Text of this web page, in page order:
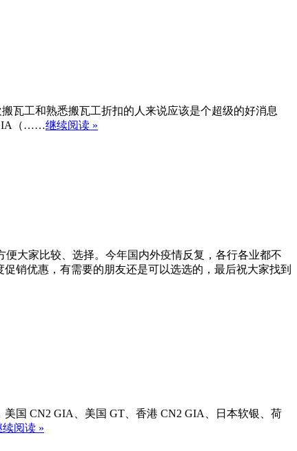
瓦工和熟悉搬瓦工折扣的人来说应该是个超级的好消息
（……继续阅读 »
便大家比较、选择。今年国内外疫情反复，各行各业都不
销优惠，有需要的朋友还是可以选选的，最后祝大家找到
国 CN2 GIA、美国 GT、香港 CN2 GIA、日本软银、荷
续阅读 »